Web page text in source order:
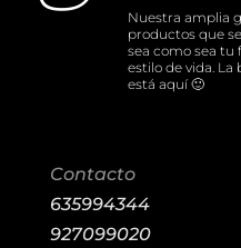
Nuestra amplia
productos que
sea como sea tu
estilo de vida.
está aquí 🙂
Contacto
635994344
927099020